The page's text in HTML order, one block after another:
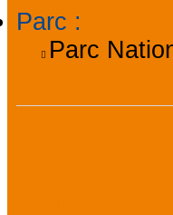
Parc :
Parc